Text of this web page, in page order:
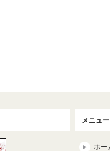
メニュー
ホー